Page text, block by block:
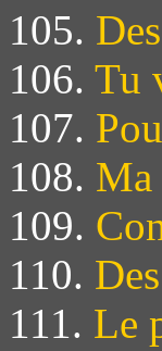
105.
106. Tu
107.
108. Ma
109.
110.
111. Le